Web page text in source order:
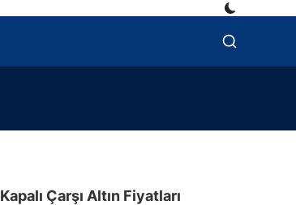
Kapalı Çarşı Altın Fiyatları